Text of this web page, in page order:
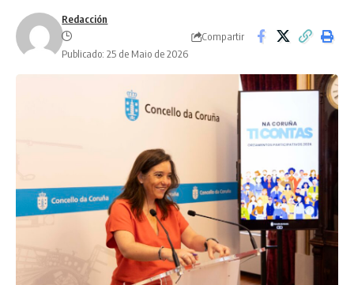
Redacción
Publicado: 25 de Maio de 2026
Compartir